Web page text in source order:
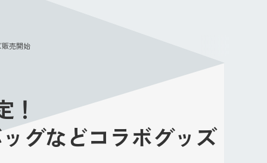
売開始
グなどコラボグッズ